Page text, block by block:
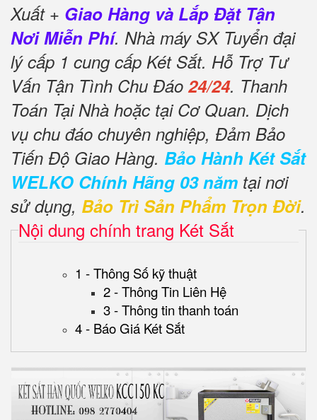
Xuất + Giao Hàng và Lắp Đặt Tận
Nơi Miễn Phí. Nhà máy SX Tuyển đại
lý cấp 1 cung cấp Két Sắt. Hỗ Trợ Tư
Vấn Tận Tình Chu Đáo 24/24. Thanh
Toán Tại Nhà hoặc tại Cơ Quan. Dịch
vụ chu đáo chuyên nghiệp, Đảm Bảo
Tiến Độ Giao Hàng. Bảo Hành Két Sắt
WELKO Chính Hãng 03 năm tại nơi
sử dụng, Bảo Trì Sản Phẩm Trọn Đời.
Nội dung chính trang Két Sắt
1 - Thông Số kỹ thuật
2 - Thông Tin Liên Hệ
3 - Thông tin thanh toán
4 - Báo Giá Két Sắt